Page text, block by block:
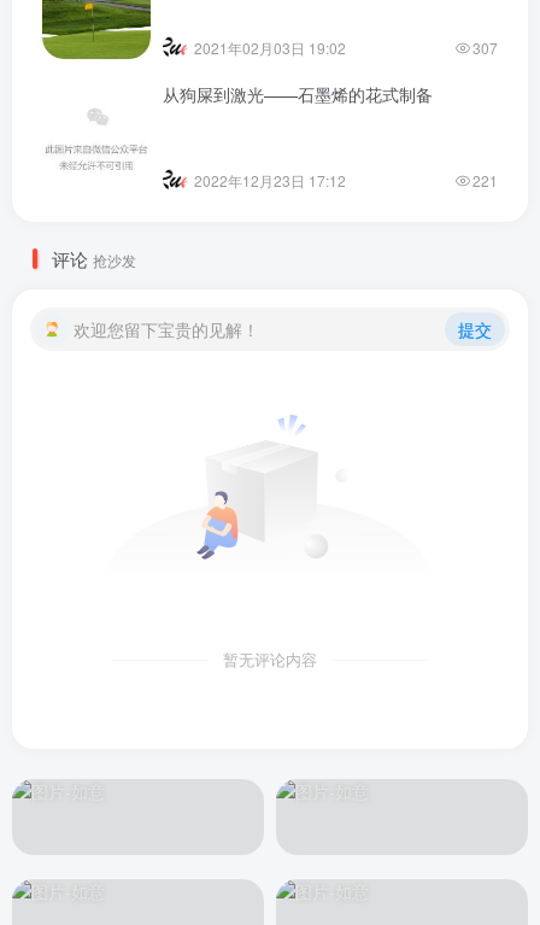
2021年02月03日 19:02 307
从狗屎到激光——石墨烯的花式制备
2022年12月23日 17:12 221
评论 抢沙发
欢迎您留下宝贵的见解！ 提交
暂无评论内容